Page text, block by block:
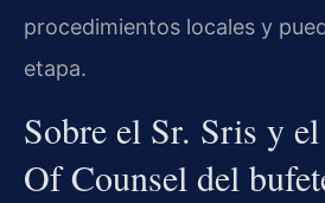
procedimientos locales y
etapa.
Sobre el Sr. Sris y
Of Counsel del